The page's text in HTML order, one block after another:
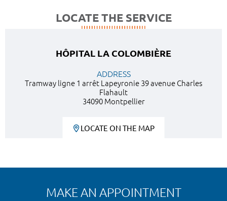
LOCATE THE SERVICE
HÔPITAL LA COLOMBIÈRE
ADDRESS
Tramway ligne 1 arrêt Lapeyronie 39 avenue Charles
Flahault
34090 Montpellier
LOCATE ON THE MAP
MAKE AN APPOINTMENT